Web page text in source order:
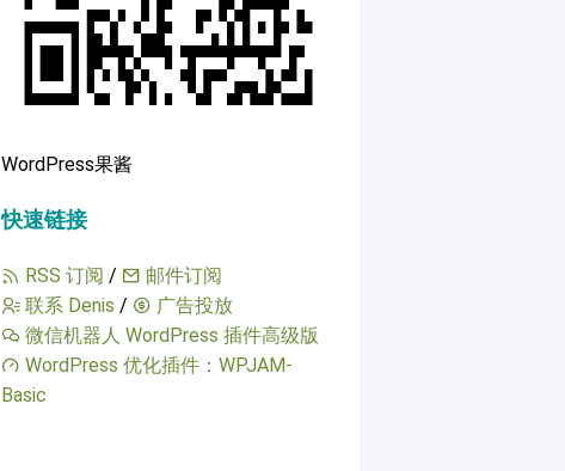
WordPress果酱
快速链接
RSS 订阅 /
邮件订阅
联系 Denis /
广告投放
微信机器人 WordPress 插件高级版
WordPress 优化插件：WPJAM-
Basic